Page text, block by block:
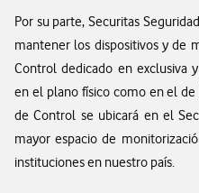
Por su parte, Securitas
mantener los dispositivos y de
Control dedicado en exclusiva
en el plano físico como en el
de Control se ubicará en el
mayor espacio de
instituciones en nuestro país.